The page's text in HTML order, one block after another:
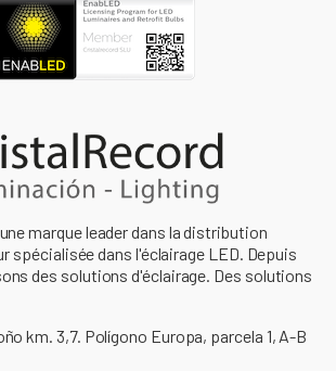
marque leader dans la distribution
spécialisée dans l'éclairage LED. Depuis
des solutions d'éclairage. Des solutions
km. 3,7. Polígono Europa, parcela 1, A-B